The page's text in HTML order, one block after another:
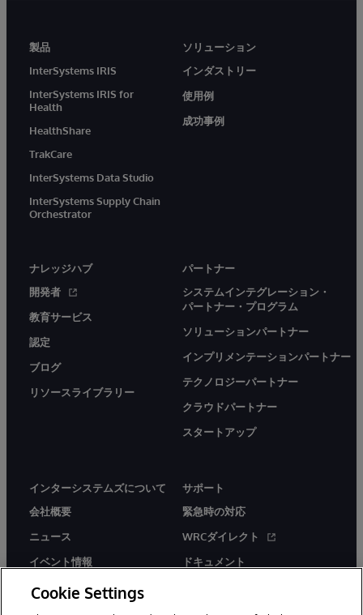
製品
InterSystems IRIS
InterSystems IRIS for
Health
HealthShare
TrakCare
InterSystems Data Studio
InterSystems Supply Chain
Orchestrator
ソリューション
インダストリー
使用例
成功事例
ナレッジハブ
開発者
教育サービス
認定
ブログ
リソースライブラリー
パートナー
システムインテグレーション・
パートナー・プログラム
ソリューションパートナー
インプリメンテーションパートナー
テクノロジーパートナー
クラウドパートナー
スタートアップ
インターシステムズについて
会社概要
ニュース
イベント情報
採用情報
サポート
緊急時の対応
WRCダイレクト
ドキュメント
Cookie Settings